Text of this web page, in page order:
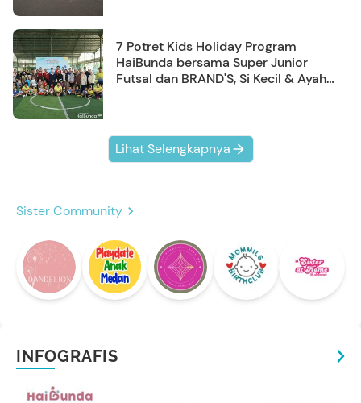
7 Potret Kids Holiday Program
HaiBunda bersama Super Junior
Futsal dan BRAND'S, Si Kecil & Ayah
Lihat Selengkapnya
Sister Community
INFOGRAFIS